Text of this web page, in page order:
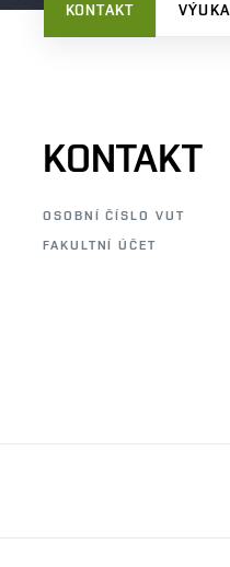
KONTAKT VÝUKA
KONTAKT
OSOBNÍ ČÍSLO VUT
FAKULTNÍ ÚČET